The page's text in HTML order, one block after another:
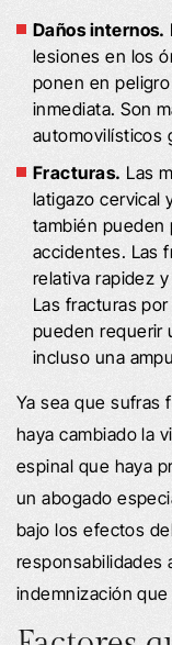
Daños internos.
lesiones en los
ponen en
inmediata. Son
automovilísticos
Fracturas. Las
latigazo cervical
también pueden
accidentes. Las
relativa rapidez
Las fracturas
pueden requerir
incluso una
Ya sea que sufras
haya cambiado la
espinal que haya
un abogado
bajo los efectos
responsabilidades
indemnización